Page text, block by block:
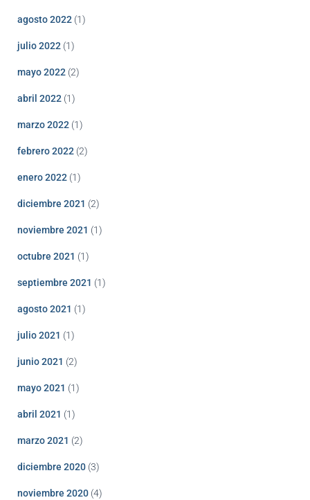
agosto 2022 (1)
julio 2022 (1)
mayo 2022 (2)
abril 2022 (1)
marzo 2022 (1)
febrero 2022 (2)
enero 2022 (1)
diciembre 2021 (2)
noviembre 2021 (1)
octubre 2021 (1)
septiembre 2021 (1)
agosto 2021 (1)
julio 2021 (1)
junio 2021 (2)
mayo 2021 (1)
abril 2021 (1)
marzo 2021 (2)
diciembre 2020 (3)
noviembre 2020 (4)